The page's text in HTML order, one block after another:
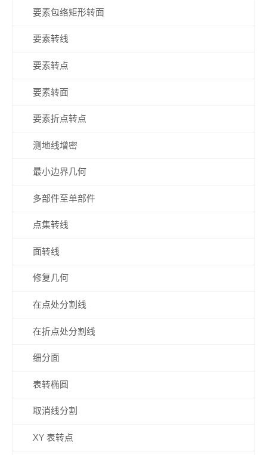
要素包络矩形转面
要素转线
要素转点
要素转面
要素折点转点
测地线增密
最小边界几何
多部件至单部件
点集转线
面转线
修复几何
在点处分割线
在折点处分割线
细分面
表转椭圆
取消线分割
XY 表转点